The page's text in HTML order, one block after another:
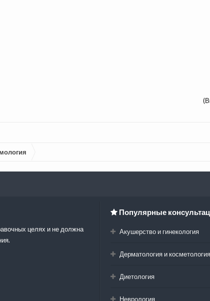
целях и не должна
Популярные
Акушерство и гинекология
Дерматология и косметология
Диетология
Неврология